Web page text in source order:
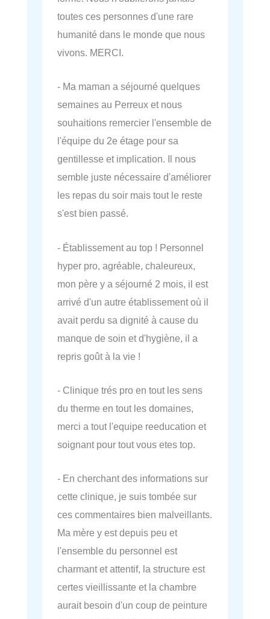
toutes ces personnes d'une rare
humanité dans le monde que nous
vivons. MERCI.
- Ma maman a séjourné quelques
semaines au Perreux et nous
souhaitions remercier l'ensemble de
l'équipe du 2e étage pour sa
gentillesse et implication. Il nous
semble juste nécessaire d'améliorer
les repas du soir mais tout le reste
s'est bien passé.
- Établissement au top ! Personnel
hyper pro, agréable, chaleureux,
mon père y a séjourné 2 mois, il est
arrivé d'un autre établissement où il
avait perdu sa dignité à cause du
manque de soin et d'hygiène, il a
repris goût à la vie !
- Clinique trés pro en tout les sens
du therme en tout les domaines,
merci a tout l'equipe reeducation et
soignant pour tout vous etes top.
- En cherchant des informations sur
cette clinique, je suis tombée sur
ces commentaires bien malveillants.
Ma mère y est depuis peu et
l'ensemble du personnel est
charmant et attentif, la structure est
certes vieillissante et la chambre
aurait besoin d'un coup de peinture